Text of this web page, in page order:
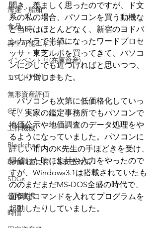
海運・船舶
食品
再生可能エネルギー
インベントリ(在庫資産)
コストアプローチ
無形資産評価
CEIV
工作機械
Blockchain
現地調査における安全対策
SDGs
公民連携
時価
聞き、羨ましく思ったのですが、ド文
系の私の場合、パソコンを買う動機な
ど当時はほとんどなく、新宿のヨドバ
シカメラで半値になったワードプロセ
ッサ・東芝ルポを買ってきて、パソコ
ンに少しでも近づければと思いつつ、
いじり倒しました。
パソコンも次第に低価格化していっ
て、実家の鑑定事務所でもパソコンで
地価公示や地価調査のデータ処理をや
るようになっていました。パソコンに
詳しい市内のK先生の手ほどきを受け、
帰省した時に集計や入力をやったので
すが、Windows3.1は搭載されていたも
ののまだまだMS-DOS全盛の時代で、
面倒なコマンドを入れてプログラムを
起動したりしていました。